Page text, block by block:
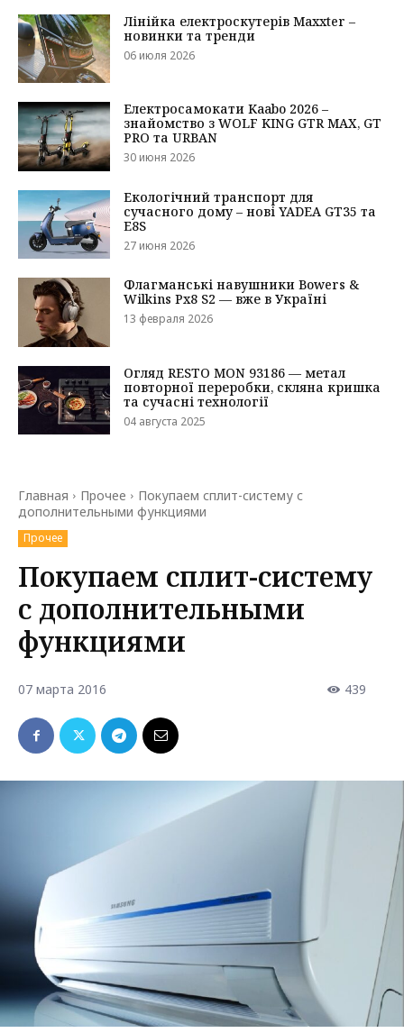
Лінійка електроскутерів Maxxter –
новинки та тренди
06 июля 2026
Електросамокати Kaabo 2026 –
знайомство з WOLF KING GTR MAX, GT
PRO та URBAN
30 июня 2026
Екологічний транспорт для
сучасного дому – нові YADEA GT35 та
E8S
27 июня 2026
Флагманські навушники Bowers &
Wilkins Px8 S2 — вже в Україні
13 февраля 2026
Огляд RESTO MON 93186 — метал
повторної переробки, скляна кришка
та сучасні технології
04 августа 2025